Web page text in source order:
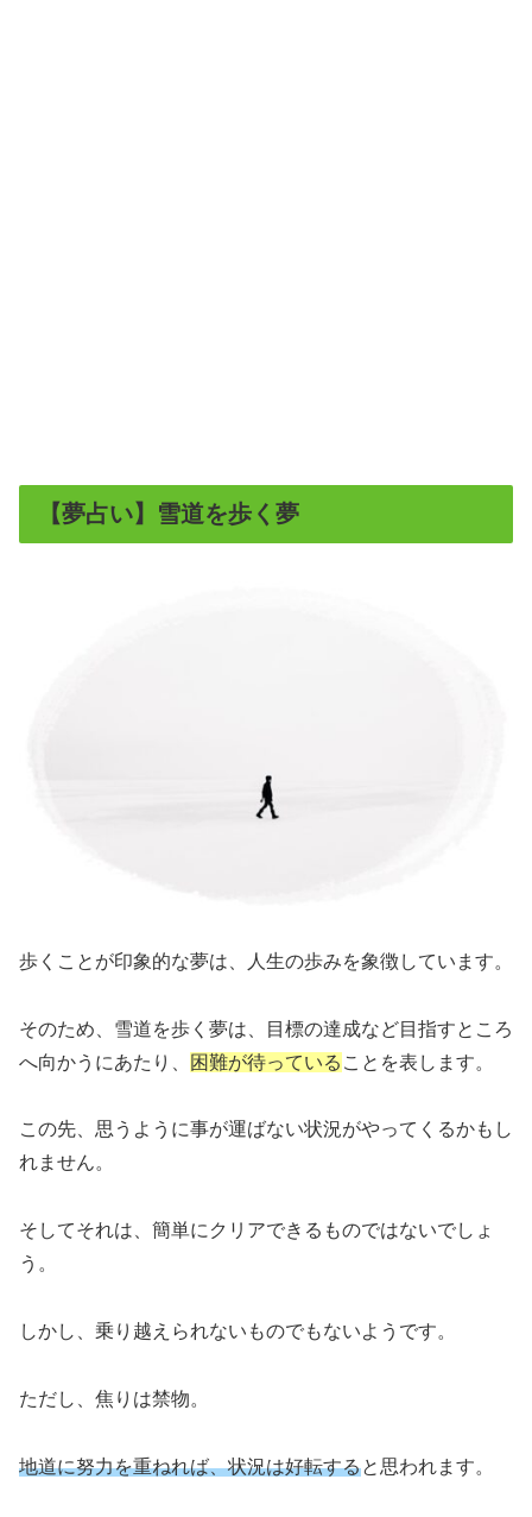
【夢占い】雪道を歩く夢
歩くことが印象的な夢は、人生の歩みを象徴しています。
そのため、雪道を歩く夢は、目標の達成など目指すところ
へ向かうにあたり、
困難が待っている ことを表します。
この先、思うように事が運ばない状況がやってくるかもし
れません。
そしてそれは、簡単にクリアできるものではないでしょ
う。
しかし、乗り越えられないものでもないようです。
ただし、焦りは禁物。
地道に努力を重ねれば、状況は好転すると思われます。